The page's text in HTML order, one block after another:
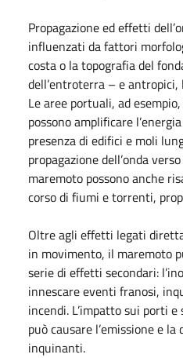
Propagazione ed effetti
influenzati da fattori
costa o la topografia del
dell’entroterra – e antropici,
Le aree portuali, ad
possono amplificare
presenza di edifici e moli
propagazione dell’onda
maremoto possono anche
corso di fiumi e torrenti,
Oltre agli effetti legati
in movimento, il maremoto
serie di effetti secondari:
innescare eventi franosi,
incendi. L’impatto sui porti
può causare l’emissione e
inquinanti.